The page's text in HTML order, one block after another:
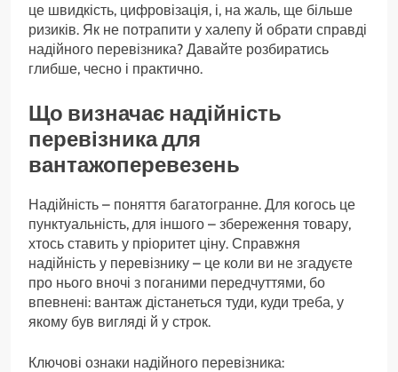
це швидкість, цифровізація, і, на жаль, ще більше
ризиків. Як не потрапити у халепу й обрати справді
надійного перевізника? Давайте розбиратись
глибше, чесно і практично.
Що визначає надійність
перевізника для
вантажоперевезень
Надійність – поняття багатогранне. Для когось це
пунктуальність, для іншого – збереження товару,
хтось ставить у пріоритет ціну. Справжня
надійність у перевізнику – це коли ви не згадуєте
про нього вночі з поганими передчуттями, бо
впевнені: вантаж дістанеться туди, куди треба, у
якому був вигляді й у строк.
Ключові ознаки надійного перевізника: